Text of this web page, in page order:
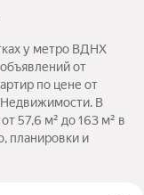
у метро ВДНХ
от
по цене от
В
57,6 м² до 163 м² в
планировки и